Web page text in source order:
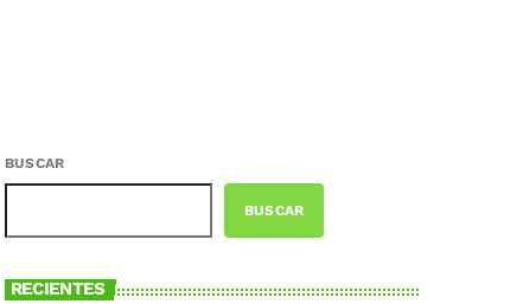
BUSCAR
BUSCAR
RECIENTES